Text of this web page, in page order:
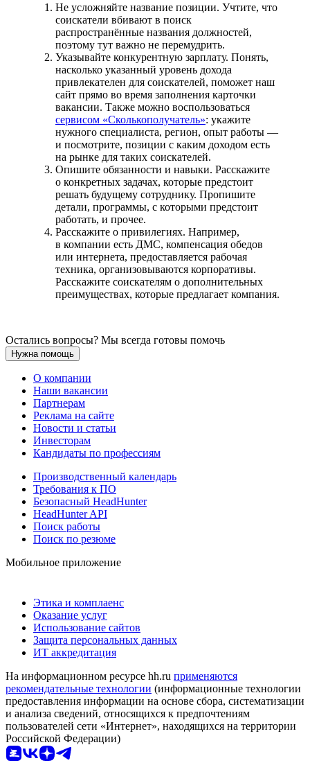
Не усложняйте название позиции. Учтите, что
соискатели вбивают в поиск
распространённые названия должностей,
поэтому тут важно не перемудрить.
Указывайте конкурентную зарплату. Понять,
насколько указанный уровень дохода
привлекателен для соискателей, поможет наш
сайт прямо во время заполнения карточки
вакансии. Также можно воспользоваться
сервисом «Сколькополучатель»: укажите
нужного специалиста, регион, опыт работы —
и посмотрите, позиции с каким доходом есть
на рынке для таких соискателей.
Опишите обязанности и навыки. Расскажите
о конкретных задачах, которые предстоит
решать будущему сотруднику. Пропишите
детали, программы, с которыми предстоит
работать, и прочее.
Расскажите о привилегиях. Например,
в компании есть ДМС, компенсация обедов
или интернета, предоставляется рабочая
техника, организовываются корпоративы.
Расскажите соискателям о дополнительных
преимуществах, которые предлагает компания.
Остались вопросы? Мы всегда готовы помочь
Нужна помощь
О компании
Наши вакансии
Партнерам
Реклама на сайте
Новости и статьи
Инвесторам
Кандидаты по профессиям
Производственный календарь
Требования к ПО
Безопасный HeadHunter
HeadHunter API
Поиск работы
Поиск по резюме
Мобильное приложение
Этика и комплаенс
Оказание услуг
Использование сайтов
Защита персональных данных
ИТ аккредитация
На информационном ресурсе hh.ru применяются
рекомендательные технологии (информационные технологии
предоставления информации на основе сбора, систематизации
и анализа сведений, относящихся к предпочтениям
пользователей сети «Интернет», находящихся на территории
Российской Федерации)